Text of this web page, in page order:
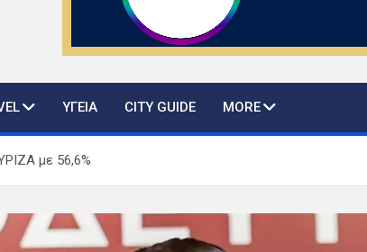
and guide
ΥΓΕΙΑ CITY GUIDE MORE
με 56,6%